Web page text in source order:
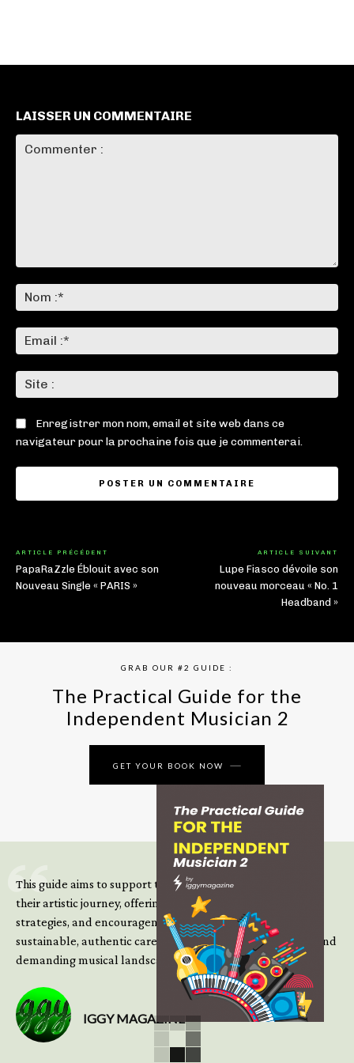
LAISSER UN COMMENTAIRE
:*
:*
:
Enregistrer mon nom, email et site web dans ce
navigateur pour la prochaine fois que je commenterai.
ARTICLE PRÉCÉDENT
PapaRaZzle Éblouit avec son
Nouveau Single « PARIS »
ARTICLE SUIVANT
Lupe Fiasco dévoile son
nouveau morceau « No. 1
Headband »
GRAB OUR #2 GUIDE :
The Practical Guide for the
Independent Musician 2
GET YOUR BOOK NOW
This guide aims to support those climbing the next steps of
their artistic journey, offering practical insight, updated
strategies, and encouragement to continue building
sustainable, authentic careers in an increasingly complex and
demanding musical landscape.
IGGY MAGAZINE